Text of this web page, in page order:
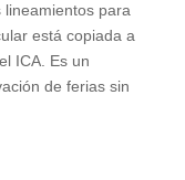
para
está copiada a
ICA. Es un
de ferias sin